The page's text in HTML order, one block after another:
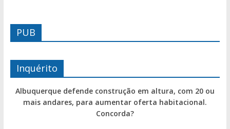
PUB
Inquérito
Albuquerque defende construção em altura, com 20 ou
mais andares, para aumentar oferta habitacional.
Concorda?